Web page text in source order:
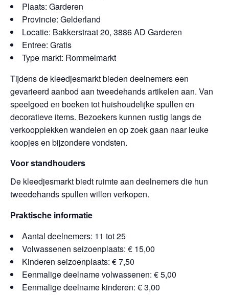
Plaats: Garderen
Provincie: Gelderland
Locatie: Bakkerstraat 20, 3886 AD Garderen
Entree: Gratis
Type markt: Rommelmarkt
Tijdens de kleedjesmarkt bieden deelnemers een
gevarieerd aanbod aan tweedehands artikelen aan. Van
speelgoed en boeken tot huishoudelijke spullen en
decoratieve items. Bezoekers kunnen rustig langs de
verkoopplekken wandelen en op zoek gaan naar leuke
koopjes en bijzondere vondsten.
Voor standhouders
De kleedjesmarkt biedt ruimte aan deelnemers die hun
tweedehands spullen willen verkopen.
Praktische informatie
Aantal deelnemers: 11 tot 25
Volwassenen seizoenplaats: € 15,00
Kinderen seizoenplaats: € 7,50
Eenmalige deelname volwassenen: € 5,00
Eenmalige deelname kinderen: € 3,00